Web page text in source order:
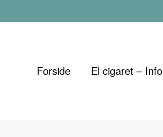
Forside El cigaret – Info